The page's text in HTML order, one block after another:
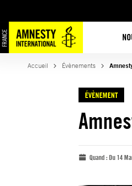
Accueil Évènements
ÉVÈNEMENT
Quand :Du 14